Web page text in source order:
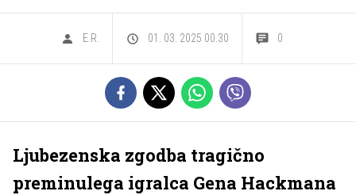
E.R. 01. 03. 2025 00.30 0
Ljubezenska zgodba tragično
preminulega igralca Gena Hackmana